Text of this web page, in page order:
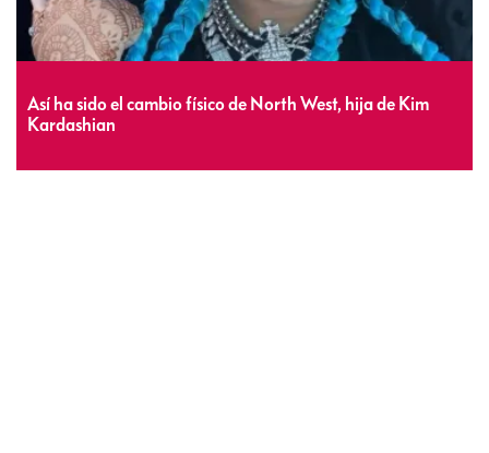
Así ha sido el cambio físico de North West, hija de Kim
Kardashian